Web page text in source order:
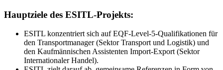
Hauptziele des ESITL-Projekts:
ESITL konzentriert sich auf EQF-Level-5-Qualifikationen für
den Transportmanager (Sektor Transport und Logistik) und
den Kaufmännischen Assistenten Import-Export (Sektor
Internationaler Handel).